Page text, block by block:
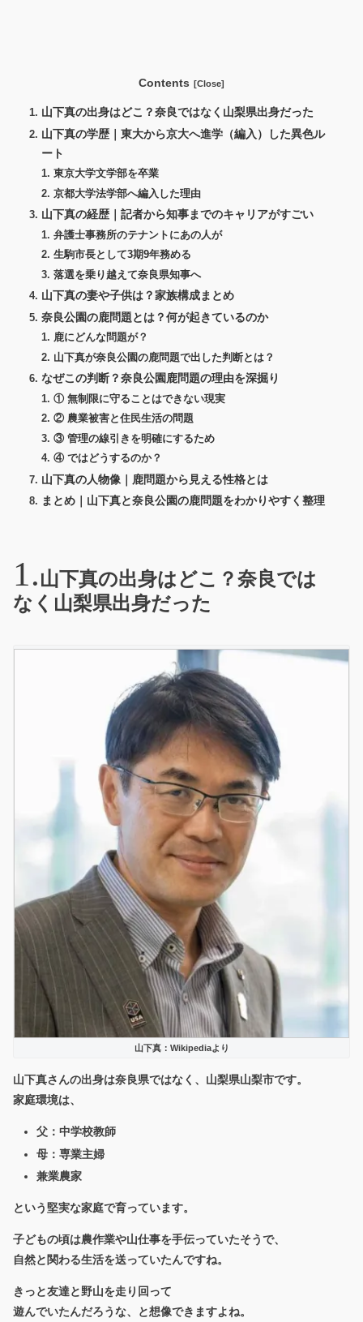
Contents
山下真の出身はどこ？奈良ではなく山梨県出身だった
山下真の学歴｜東大から京大へ進学（編入）した異色ル
ート
東京大学文学部を卒業
京都大学法学部へ編入した理由
山下真の経歴｜記者から知事までのキャリアがすごい
弁護士事務所のテナントにあの人が
生駒市長として3期9年務める
落選を乗り越えて奈良県知事へ
山下真の妻や子供は？家族構成まとめ
奈良公園の鹿問題とは？何が起きているのか
鹿にどんな問題が？
山下真が奈良公園の鹿問題で出した判断とは？
なぜこの判断？奈良公園鹿問題の理由を深掘り
① 無制限に守ることはできない現実
② 農業被害と住民生活の問題
③ 管理の線引きを明確にするため
④ ではどうするのか？
山下真の人物像｜鹿問題から見える性格とは
まとめ｜山下真と奈良公園の鹿問題をわかりやすく整理
山下真の出身はどこ？奈良では
なく山梨県出身だった
山下真：Wikipediaより
山下真さんの出身は奈良県ではなく、 山梨県山梨市です。
家庭環境は、
父：中学校教師
母：専業主婦
兼業農家
という堅実な家庭で育っています。
子どもの頃は農作業や山仕事を手伝っていたそうで、
自然と関わる生活を送っていたんですね。
きっと友達と野山を走り回って
遊んでいたんだろうな、と想像できますよね。